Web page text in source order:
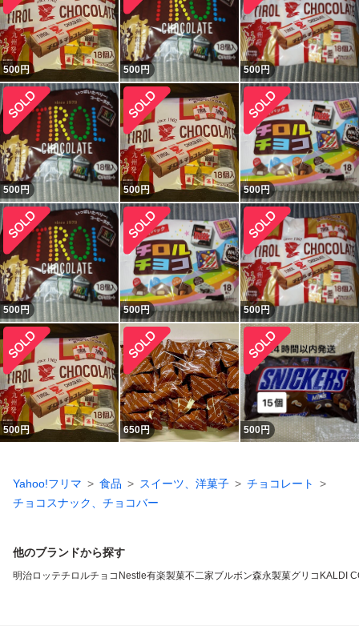
500円 500円 500円
500円 500円 500円
500円 500円 500円
500円 650円 500円
Yahoo!フリマ 食品 スイーツ、洋菓子
チョコレート
チョコスナック、チョコバー
他のブランドから探す
明治ロッテチロルチョコ Nestle有楽製菓不二家ブルボン森永製菓グリコ KALDI